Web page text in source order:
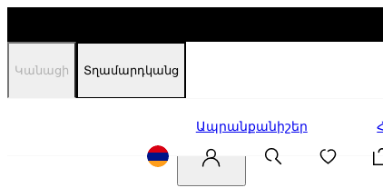
Կանացի Տղամարդկանց
Ապրանքանիշեր